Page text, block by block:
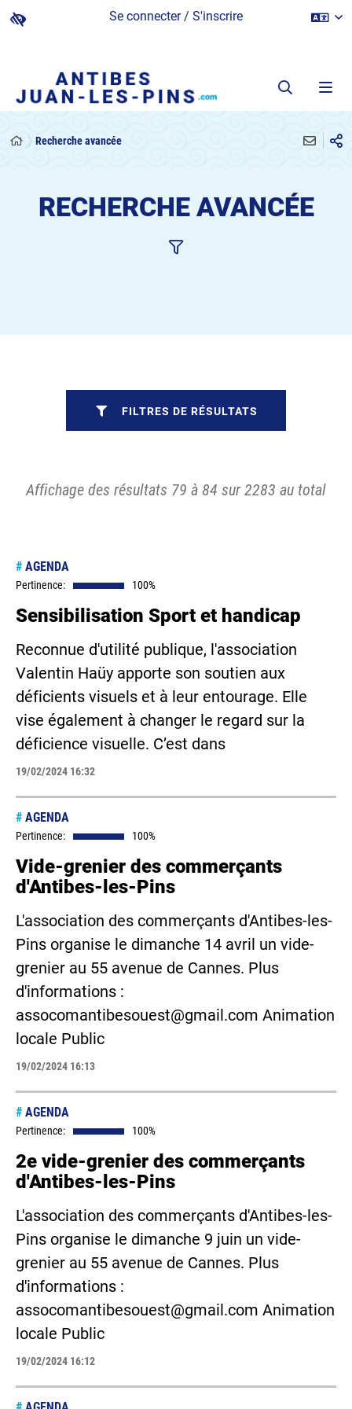
Se connecter / S'inscrire
Recherche avancée
RECHERCHE AVANCÉE
Affichage des résultats 79 à 84 sur 2283 au total
# AGENDA
Pertinence: 100%
Sensibilisation Sport et handicap
Reconnue d'utilité publique, l'association
Valentin Haüy apporte son soutien aux
déficients visuels et à leur entourage. Elle
vise également à changer le regard sur la
déficience visuelle. C’est dans
19/02/2024 16:32
# AGENDA
Pertinence: 100%
Vide-grenier des commerçants
d'Antibes-les-Pins
L'association des commerçants d'Antibes-les-
Pins organise le dimanche 14 avril un vide-
grenier au 55 avenue de Cannes. Plus
d'informations :
assocomantibesouest@gmail.com Animation
locale Public
19/02/2024 16:13
# AGENDA
Pertinence: 100%
2e vide-grenier des commerçants
d'Antibes-les-Pins
L'association des commerçants d'Antibes-les-
Pins organise le dimanche 9 juin un vide-
grenier au 55 avenue de Cannes. Plus
d'informations :
assocomantibesouest@gmail.com Animation
locale Public
19/02/2024 16:12
FILTRES DE RÉSULTATS